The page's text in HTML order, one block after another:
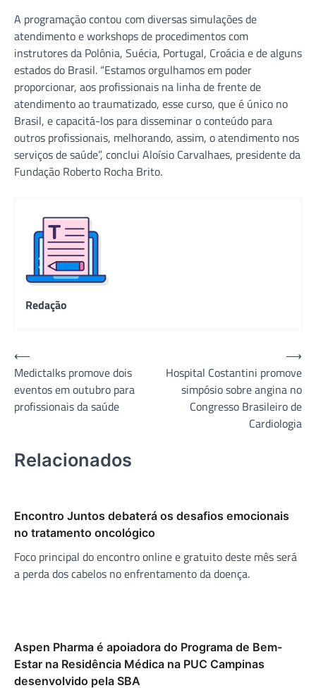
A programação contou com diversas simulações de
atendimento e workshops de procedimentos com
instrutores da Polônia, Suécia, Portugal, Croácia e de alguns
estados do Brasil. “Estamos orgulhamos em poder
proporcionar, aos profissionais na linha de frente de
atendimento ao traumatizado, esse curso, que é único no
Brasil, e capacitá-los para disseminar o conteúdo para
outros profissionais, melhorando, assim, o atendimento nos
serviços de saúde”, conclui Aloísio Carvalhaes, presidente da
Fundação Roberto Rocha Brito.
Redação
Navegação
de
Post
⟵
Medictalks promove dois
eventos em outubro para
profissionais da saúde
Hospital Costantini promove
simpósio sobre angina no
Congresso Brasileiro de
Cardiologia
⟶
Relacionados
Encontro Juntos debaterá os desafios emocionais
no tratamento oncológico
Foco principal do encontro online e gratuito deste mês será
a perda dos cabelos no enfrentamento da doença.
Aspen Pharma é apoiadora do Programa de Bem-
Estar na Residência Médica na PUC Campinas
desenvolvido pela SBA